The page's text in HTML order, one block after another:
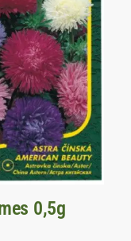
0,5g